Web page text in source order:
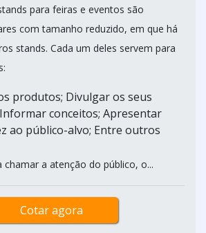
para feiras e eventos são
com tamanho reduzido, em que há
stands. Cada um deles servem para
produtos; Divulgar os seus
conceitos; Apresentar
ao público-alvo; Entre outros
a atenção do público, o...
Cotar agora